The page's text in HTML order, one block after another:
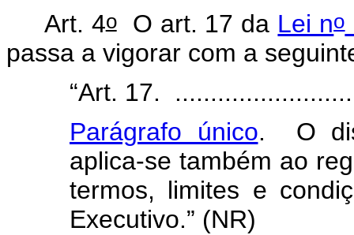
Art. 4oO art. 17 da Lei no
passa a vigorar com a
“Art. 17.
Parágrafo único. O
aplica-se também ao
termos, limites e
Executivo.” (NR)